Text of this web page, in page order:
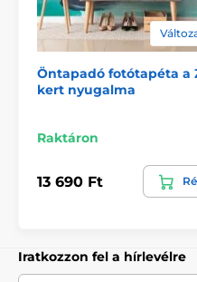
2) Motívumhoz igazított
A 270 cm magas
mérethez igazodik, így
része hiányzik. A
megtekintheti a pontos
Méretek (cm-ben):
, 294x270
Öntapadó fotótapéta a
kert nyugalma
Raktáron
13 690 Ft
Iratkozzon fel a hírlevélre